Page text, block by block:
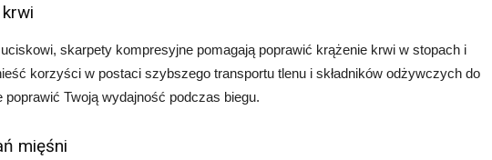
skarpety kompresyjne pomagają poprawić krążenie krwi w stopach i
korzyści w postaci szybszego transportu tlenu i składników odżywczych do
Twoją wydajność podczas biegu.
mięśni